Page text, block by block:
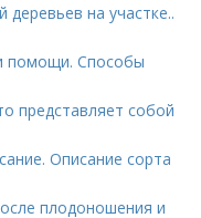
деревьев на участке..
помощи. Способы
представляет собой
Описание сорта
плодоношения и